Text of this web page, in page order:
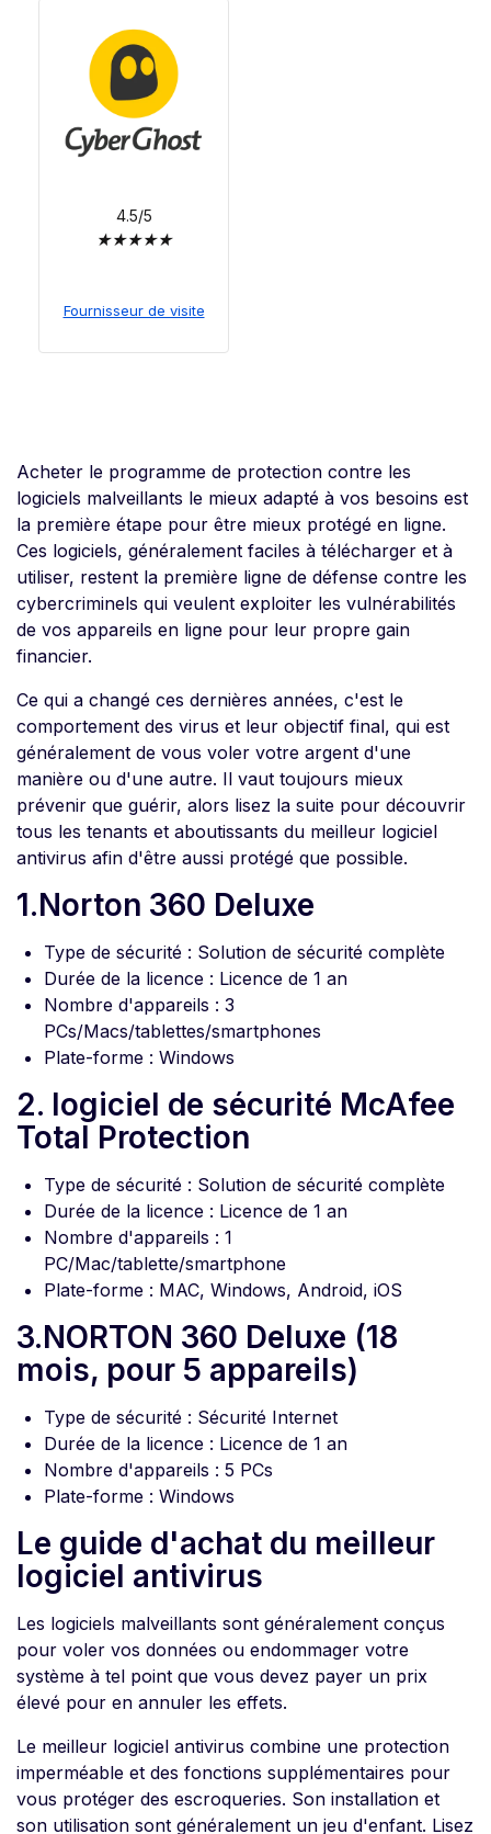
4.5/5
★★★★★
Fournisseur de visite
Acheter le programme de protection contre les
logiciels malveillants le mieux adapté à vos besoins est
la première étape pour être mieux protégé en ligne.
Ces logiciels, généralement faciles à télécharger et à
utiliser, restent la première ligne de défense contre les
cybercriminels qui veulent exploiter les vulnérabilités
de vos appareils en ligne pour leur propre gain
financier.
Ce qui a changé ces dernières années, c'est le
comportement des virus et leur objectif final, qui est
généralement de vous voler votre argent d'une
manière ou d'une autre. Il vaut toujours mieux
prévenir que guérir, alors lisez la suite pour découvrir
tous les tenants et aboutissants du meilleur logiciel
antivirus afin d'être aussi protégé que possible.
1.Norton 360 Deluxe
Type de sécurité : Solution de sécurité complète
Durée de la licence : Licence de 1 an
Nombre d'appareils : 3
PCs/Macs/tablettes/smartphones
Plate-forme : Windows
2. logiciel de sécurité McAfee
Total Protection
Type de sécurité : Solution de sécurité complète
Durée de la licence : Licence de 1 an
Nombre d'appareils : 1
PC/Mac/tablette/smartphone
Plate-forme : MAC, Windows, Android, iOS
3.NORTON 360 Deluxe (18
mois, pour 5 appareils)
Type de sécurité : Sécurité Internet
Durée de la licence : Licence de 1 an
Nombre d'appareils : 5 PCs
Plate-forme : Windows
Le guide d'achat du meilleur
logiciel antivirus
Les logiciels malveillants sont généralement conçus
pour voler vos données ou endommager votre
système à tel point que vous devez payer un prix
élevé pour en annuler les effets.
Le meilleur logiciel antivirus combine une protection
imperméable et des fonctions supplémentaires pour
vous protéger des escroqueries. Son installation et
son utilisation sont généralement un jeu d'enfant. Lisez